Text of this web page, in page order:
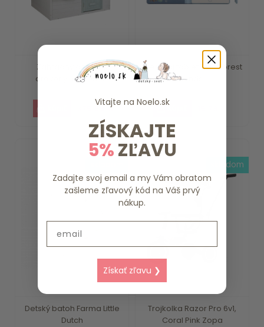
Záhradný domček
drevený Little Dutch
375.59 €
Kresliaci tablet Blue Forest
Friends ...
Detský batoh Farma Little
Dutch
Trojkolka Razor Pro 6v1,
Coral Pink Zopa
skladom
Vitajte na Noelo.sk
ZÍSKAJTE
5%ZĽAVU
Zadajte svoj email a my Vám obratom
zašleme zľavový kód na Váš prvý
nákup.
Získať zľavu ❯